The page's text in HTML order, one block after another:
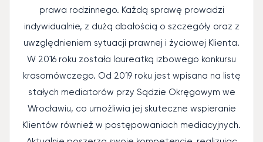
prawa rodzinnego. Każdą sprawę prowadzi
indywidualnie, z dużą dbałością o szczegóły oraz z
uwzględnieniem sytuacji prawnej i życiowej Klienta.
W 2016 roku została laureatką izbowego konkursu
krasomówczego. Od 2019 roku jest wpisana na listę
stałych mediatorów przy Sądzie Okręgowym we
Wrocławiu, co umożliwia jej skuteczne wspieranie
Klientów również w postępowaniach mediacyjnych.